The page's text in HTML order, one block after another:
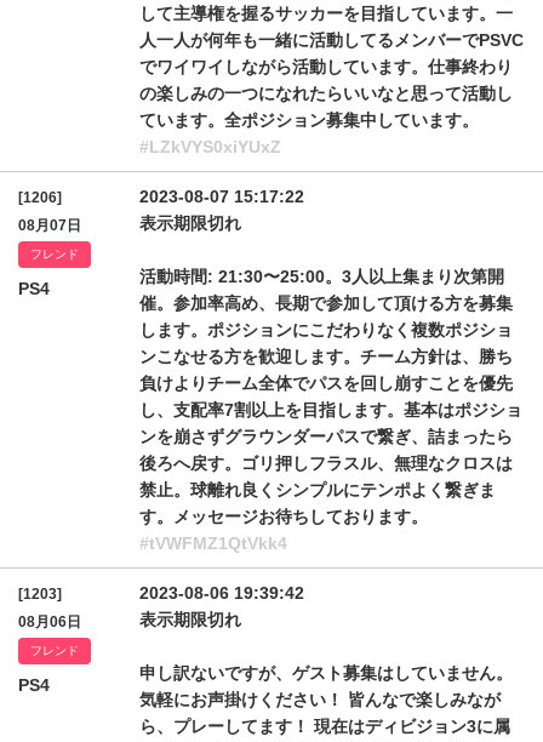
して主導権を握るサッカーを目指しています。一
人一人が何年も一緒に活動してるメンバーでPSVC
でワイワイしながら活動しています。仕事終わり
の楽しみの一つになれたらいいなと思って活動し
ています。全ポジション募集中しています。
#LZkVYS0xiYUxZ
[1206]
08月07日
フレンド
PS4
2023-08-07 15:17:22
表示期限切れ
活動時間: 21:30〜25:00。3人以上集まり次第開
催。参加率高め、長期で参加して頂ける方を募集
します。ポジションにこだわりなく複数ポジショ
ンこなせる方を歓迎します。チーム方針は、勝ち
負けよりチーム全体でパスを回し崩すことを優先
し、支配率7割以上を目指します。基本はポジショ
ンを崩さずグラウンダーパスで繋ぎ、詰まったら
後ろへ戻す。ゴリ押しフラスル、無理なクロスは
禁止。球離れ良くシンプルにテンポよく繋ぎま
す。メッセージお待ちしております。
#tVWFMZ1QtVkk4
[1203]
08月06日
フレンド
PS4
2023-08-06 19:39:42
表示期限切れ
申し訳ないですが、ゲスト募集はしていません。
気軽にお声掛けください！ 皆んなで楽しみなが
ら、プレーしてます！ 現在はディビジョン3に属